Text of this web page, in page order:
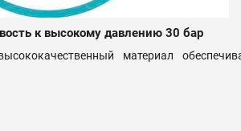
к высокому давлению 30 бар
материал